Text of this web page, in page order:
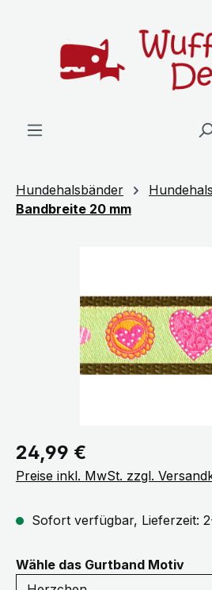
Hundehalsbänder
Bandbreite 20 mm
Regulärer Preis:
24,99 €
Preise inkl. MwSt. zzgl.
Sofort verfügbar, Lieferzeit:
Wähle das Gurtband Motiv